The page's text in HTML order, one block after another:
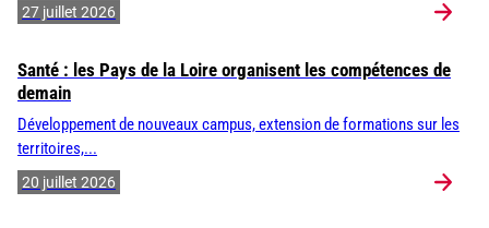
27 juillet 2026
Santé : les Pays de la Loire organisent les compétences de
demain
Développement de nouveaux campus, extension de formations sur les
territoires,...
20 juillet 2026